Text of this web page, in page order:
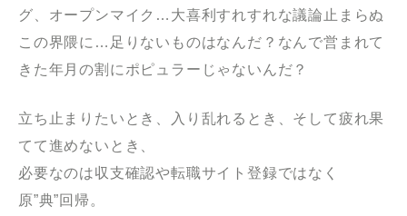
グ、オープンマイク…大喜利すれすれな議論止まらぬ
この界隈に…足りないものはなんだ？なんで営まれて
きた年月の割にポピュラーじゃないんだ？
立ち止まりたいとき、入り乱れるとき、そして疲れ果
てて進めないとき、
必要なのは収支確認や転職サイト登録ではなく
原”典”回帰。